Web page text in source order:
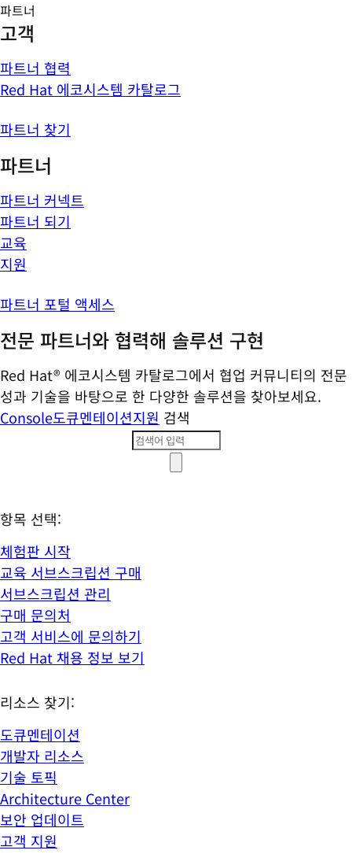
파트너
고객
파트너 협력
Red Hat 에코시스템 카탈로그
파트너 찾기
파트너
파트너 커넥트
파트너 되기
교육
지원
파트너 포털 액세스
전문 파트너와 협력해 솔루션 구현
Red Hat® 에코시스템 카탈로그에서 협업 커뮤니티의 전문
성과 기술을 바탕으로 한 다양한 솔루션을 찾아보세요.
Console도큐멘테이션지원 검색
항목 선택:
체험판 시작
교육 서브스크립션 구매
서브스크립션 관리
구매 문의처
고객 서비스에 문의하기
Red Hat 채용 정보 보기
리소스 찾기:
도큐멘테이션
개발자 리소스
기술 토픽
Architecture Center
보안 업데이트
고객 지원